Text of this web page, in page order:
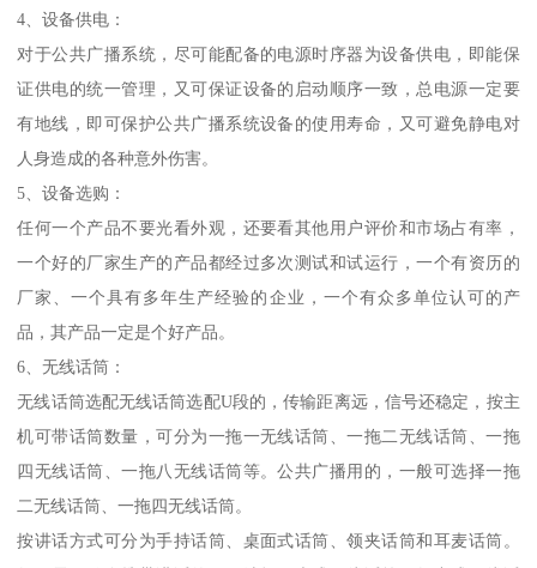
4、设备供电：
对于公共广播系统，尽可能配备的电源时序器为设备供电，即能保
证供电的统一管理，又可保证设备的启动顺序一致，总电源一定要
有地线，即可保护公共广播系统设备的使用寿命，又可避免静电对
人身造成的各种意外伤害。
5、设备选购：
任何一个产品不要光看外观，还要看其他用户评价和市场占有率，
一个好的厂家生产的产品都经过多次测试和试运行，一个有资历的
厂家、一个具有多年生产经验的企业，一个有众多单位认可的产
品，其产品一定是个好产品。
6、无线话筒：
无线话筒选配无线话筒选配U段的，传输距离远，信号还稳定，按主
机可带话筒数量，可分为一拖一无线话筒、一拖二无线话筒、一拖
四无线话筒、一拖八无线话筒等。公共广播用的，一般可选择一拖
二无线话筒、一拖四无线话筒。
按讲话方式可分为手持话筒、桌面式话筒、领夹话筒和耳麦话筒。